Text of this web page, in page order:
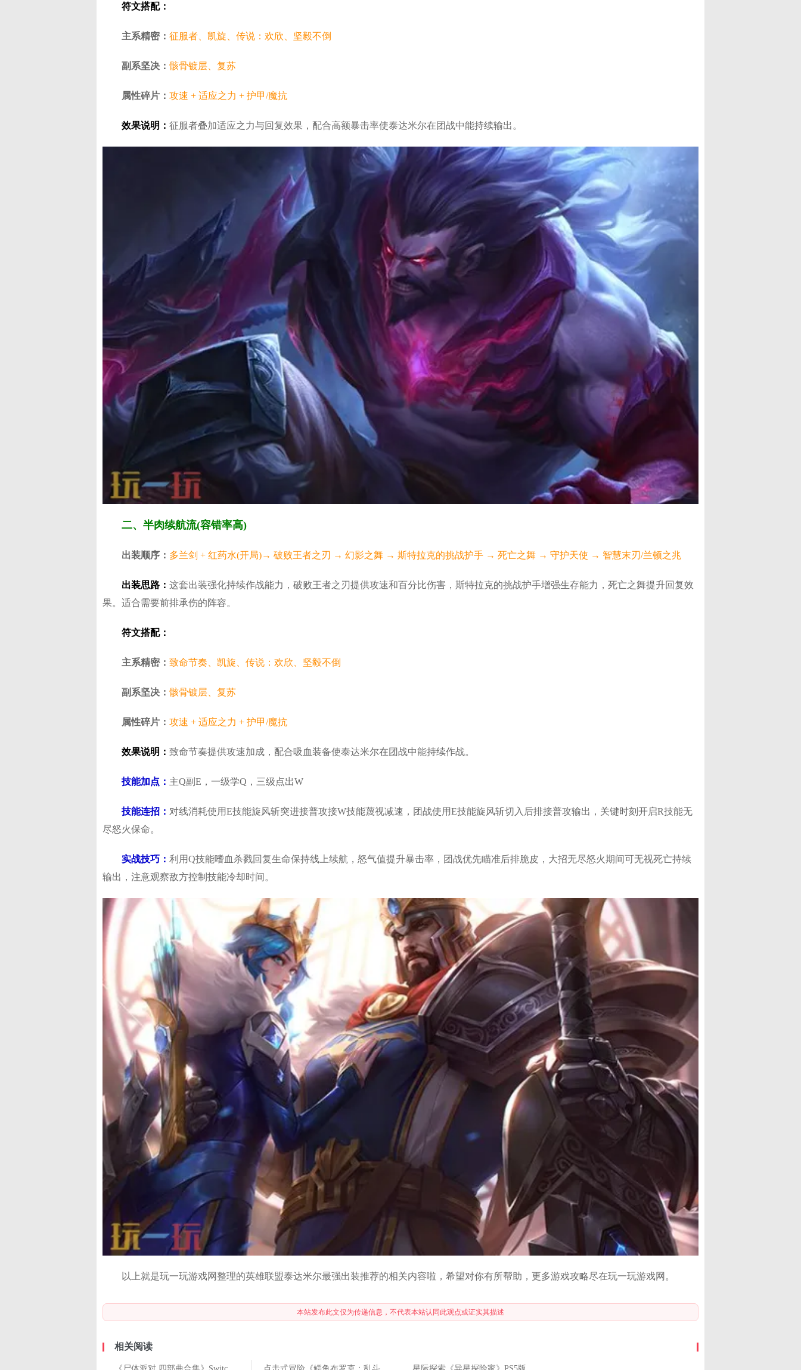
​符文搭配​：
主系精密： 征服者、凯旋、传说：欢欣、坚毅不倒
副系坚决： 骸骨镀层、复苏
属性碎片： 攻速 + 适应之力 + 护甲/魔抗
效果说明： 征服者叠加适应之力与回复效果，配合高额暴击率使泰达米尔在团战中能持续输出。
二、半肉续航流(容错率高)
​出装顺序​： 多兰剑 + 红药水(开局)→ 破败王者之刃 → 幻影之舞 → 斯特拉克的挑战护手 → 死亡之舞 → 守护天使 → 智慧末刃/兰顿之兆
​出装思路​： 这套出装强化持续作战能力，破败王者之刃提供攻速和百分比伤害，斯特拉克的挑战护手增强生存能力，死亡之舞提升回复效
果。适合需要前排承伤的阵容。
​符文搭配​：
主系精密： 致命节奏、凯旋、传说：欢欣、坚毅不倒
副系坚决： 骸骨镀层、复苏
属性碎片： 攻速 + 适应之力 + 护甲/魔抗
效果说明： 致命节奏提供攻速加成，配合吸血装备使泰达米尔在团战中能持续作战。
​技能加点​： 主Q副E，一级学Q，三级点出W
​技能连招​： 对线消耗使用E技能旋风斩突进接普攻接W技能蔑视减速，团战使用E技能旋风斩切入后排接普攻输出，关键时刻开启R技能无
尽怒火保命。
​实战技巧​： 利用Q技能嗜血杀戮回复生命保持线上续航，怒气值提升暴击率，团战优先瞄准后排脆皮，大招无尽怒火期间可无视死亡持续
输出，注意观察敌方控制技能冷却时间。
以上就是玩一玩游戏网整理的英雄联盟泰达米尔最强出装推荐的相关内容啦，希望对你有所帮助，更多游戏攻略尽在玩一玩游戏网。
本站发布此文仅为传递信息，不代表本站认同此观点或证实其描述
相关阅读